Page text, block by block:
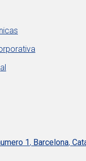
1, Barcelona,